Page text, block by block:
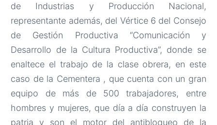
de Industrias y Producción Nacional,
representante además, del Vértice 6 del Consejo
de Gestión Productiva “Comunicación y
Desarrollo de la Cultura Productiva”, donde se
enaltece el trabajo de la clase obrera, en este
caso de la Cementera , que cuenta con un gran
equipo de más de 500 trabajadores, entre
hombres y mujeres, que día a día construyen la
patria y son el motor del antibloqueo de la